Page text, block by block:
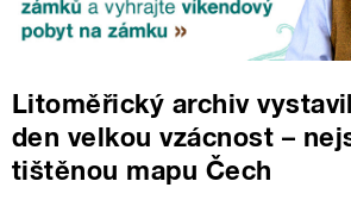
Litoměřický archiv
den velkou vzácnost –
tištěnou mapu Čech